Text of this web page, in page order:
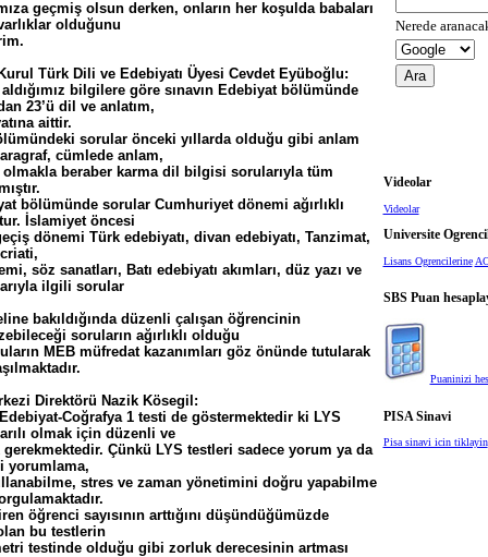
geçmiş olsun derken, onların her koşulda babaları
olduğunu
Türk Dili ve Edebiyatı Üyesi Cevdet Eyüboğlu:
bilgilere göre sınavın Edebiyat bölümünde
23’ü dil ve anlatım,
aittir.
sorular önceki yıllarda olduğu gibi anlam
cümlede anlam,
beraber karma dil bilgisi sorularıyla tüm
bölümünde sorular Cumhuriyet dönemi ağırlıklı
İslamiyet öncesi
dönemi Türk edebiyatı, divan edebiyatı, Tanzimat,
söz sanatları, Batı edebiyatı akımları, düz yazı ve
ilgili sorular
bakıldığında düzenli çalışan öğrencinin
soruların ağırlıklı olduğu
MEB müfredat kazanımları göz önünde tutularak
Direktörü Nazik Kösegil:
Coğrafya 1 testi de göstermektedir ki LYS
olmak için düzenli ve
Çünkü LYS testleri sadece yorum ya da
yorumlama,
stres ve zaman yönetimini doğru yapabilme
öğrenci sayısının arttığını düşündüğümüzde
bu testlerin
testinde olduğu gibi zorluk derecesinin artması
Videolar
Videolar
Universite
Lisans Ogrencilerine
SBS Puan
Puaninizi
PISA Sinavi
Pisa sinavi icin tiklayin